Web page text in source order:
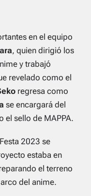
en el equipo
, quien dirigió los
y trabajó
revelado como el
regresa como
se encargará del
el sello de MAPPA.
2023 se
estaba en
el terreno
del anime.